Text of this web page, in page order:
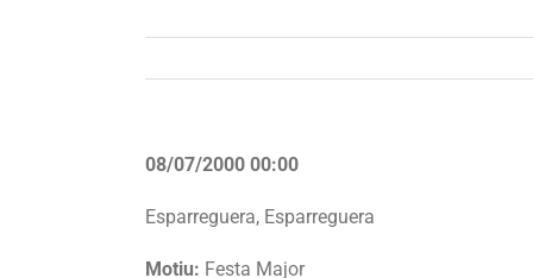
08/07/2000 00:00
Esparreguera, Esparreguera
Motiu: Festa Major